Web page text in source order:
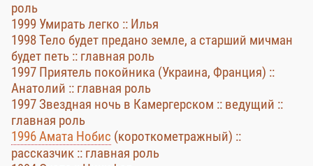
роль
1999 Умирать легко :: Илья
1998 Тело будет предано земле, а старший мичман
будет петь :: главная роль
1997 Приятель покойника (Украина, Франция) ::
Анатолий :: главная роль
1997 Звездная ночь в Камергерском :: ведущий ::
главная роль
1996 Амата Нобис (короткометражный) ::
рассказчик :: главная роль